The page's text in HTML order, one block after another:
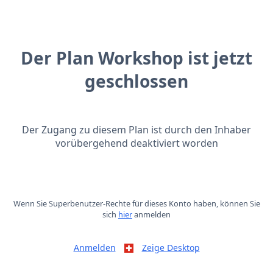
Der Plan Workshop ist jetzt
geschlossen
Der Zugang zu diesem Plan ist durch den Inhaber
vorübergehend deaktiviert worden
Wenn Sie Superbenutzer-Rechte für dieses Konto haben, können Sie
sich hieranmelden
Anmelden Zeige Desktop